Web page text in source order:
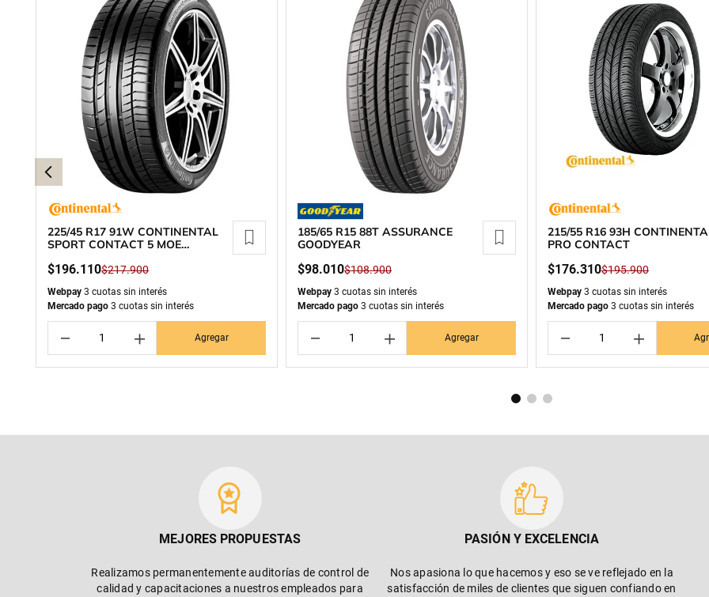
225/45 R17 91W CONTINENTAL
SPORT CONTACT 5 MOE
$196.110$217.900
Webpay 3 cuotas sin interés
Mercado pago 3 cuotas sin interés
＋
－ Agregar
185/65 R15 88T ASSURANCE
GOODYEAR
$98.010$108.900
Webpay 3 cuotas sin interés
Mercado pago 3 cuotas sin interés
＋
－ Agregar
215/55 R16 93H
PRO CONTACT
$176.310$195.900
Webpay 3 cuotas sin interés
Mercado pago 3 cuotas sin interés
＋
－
MEJORES PROPUESTAS
Realizamos permanentemente auditorías de control de
calidad y capacitaciones a nuestros empleados para
PASIÓN Y EXCELENCIA
Nos apasiona lo que hacemos y eso se ve reflejado en la
satisfacción de miles de clientes que siguen confiando en